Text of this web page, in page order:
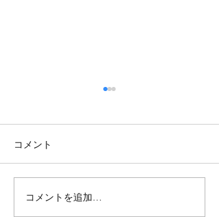
【TOKYOBB】新加入選手紹
コメント
コメントを追加…